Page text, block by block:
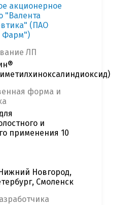
акционерное
"Валента
(ПАО
Фарм")
ЛП
форма и
и
применения 10
Новгород,
Смоленск